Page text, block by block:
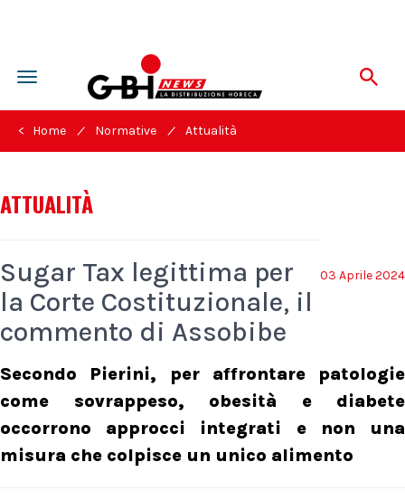
Toggle
navigation
< Home / Normative / Attualità
ATTUALITÀ
03 Aprile 2024
Sugar Tax legittima per
la Corte Costituzionale, il
commento di Assobibe
Secondo Pierini, per affrontare patologie
come sovrappeso, obesità e diabete
occorrono approcci integrati e non una
misura che colpisce un unico alimento